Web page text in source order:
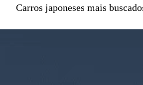
Carros japoneses mais